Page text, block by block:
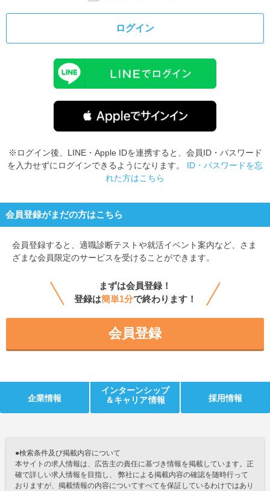
ログイン
※ログイン後、LINE・Apple IDを連携すると、会員ID・パスワード
を入力せずにログインできるようになります。 ID・パスワードを忘
れた方はこちら
会員登録がまだの方はこちら
会員登録すると、 適職診断テストや就活イベント案内など、さま
ざまな会員限定のサービスを受けることができます。
まずは会員登録！
登録は簡単1分で終わります！
会員登録
企業情報
インターンシップ
＆キャリア情報
採用情報
●検索条件及び掲載内容について
本サイトの求人情報は、広告主の責任に基づき情報を掲載しています。正
確で詳しい求人情報を目指し、 弊社による掲載内容の確認を随時行って
おりますが、掲載情報の内容についてすべてを保証しているわけではあり